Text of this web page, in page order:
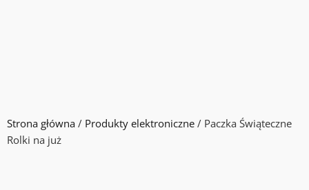
Strona główna / Produkty elektroniczne / Paczka Świąteczne
Rolki na już